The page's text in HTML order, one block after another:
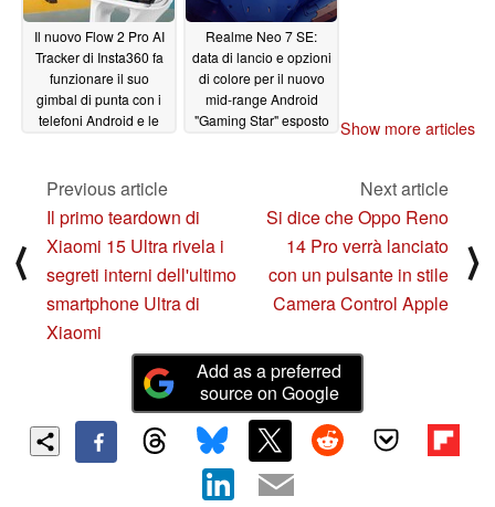
Il nuovo Flow 2 Pro AI
Tracker di Insta360 fa
funzionare il suo
gimbal di punta con i
telefoni Android e le
Realme Neo 7 SE:
data di lancio e opzioni
di colore per il nuovo
mid-range Android
"Gaming Star" esposto
Show more articles
⟨
Previous article
Il primo teardown di
Xiaomi 15 Ultra rivela i
segreti interni dell'ultimo
smartphone Ultra di
Xiaomi
Next article
Si dice che Oppo Reno
14 Pro verrà lanciato
con un pulsante in stile
Camera Control Apple
⟩
Add as a preferred
source on Google